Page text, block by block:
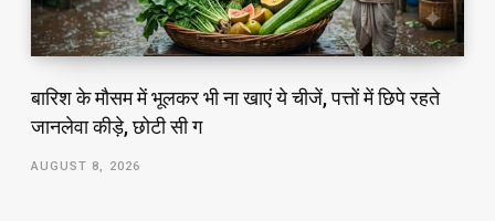
बारिश के मौसम में भूलकर भी ना खाएं ये चीजें, पत्तों में छिपे रहते
जानलेवा कीड़े, छोटी सी ग
AUGUST 8, 2026